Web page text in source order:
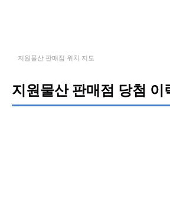
지원물산 판매점 위치 지도
지원물산 판매점 당첨 이